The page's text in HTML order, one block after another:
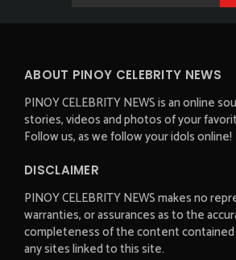
ABOUT PINOY CELEBRITY NEWS
PINOY CELEBRITY NEWS is an online
stories, videos and photos of your
Follow us, as we follow your idols online!
DISCLAIMER
PINOY CELEBRITY NEWS makes no
warranties, or assurances as to the
completeness of the content
any sites linked to this site.